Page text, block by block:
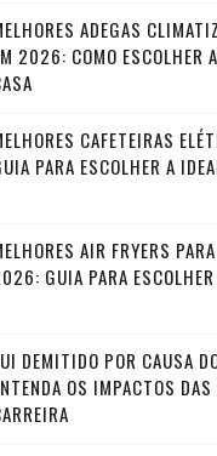
ADEGAS
2026: COMO ESCOLHER
CAFETEIRAS
PARA ESCOLHER A
AIR FRYERS
GUIA PARA
DEMITIDO POR CAUSA
OS IMPACTOS